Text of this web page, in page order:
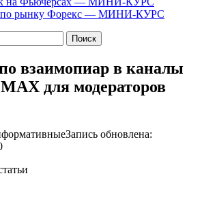
по рынку Форекс — МИНИ-КУРС
взаимопиар в каналы
для модераторов
Запись обновлена: